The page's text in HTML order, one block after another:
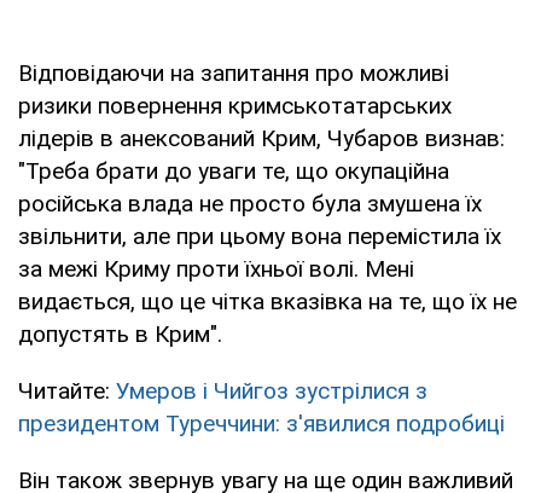
Відповідаючи на запитання про можливі
ризики повернення кримськотатарських
лідерів в анексований Крим, Чубаров визнав:
"Треба брати до уваги те, що окупаційна
російська влада не просто була змушена їх
звільнити, але при цьому вона перемістила їх
за межі Криму проти їхньої волі. Мені
видається, що це чітка вказівка на те, що їх не
допустять в Крим".
Читайте: Умеров і Чийгоз зустрілися з
президентом Туреччини: з'явилися подробиці
Він також звернув увагу на ще один важливий